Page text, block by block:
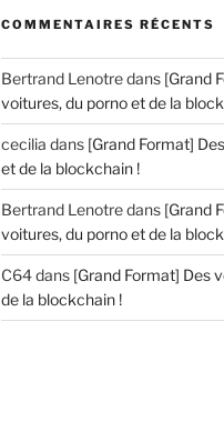
COMMENTAIRES RÉCENTS
Bertrand Lenotredans [Grand
voitures, du porno et de la
cecilia dans [Grand Format]
et de la blockchain !
Bertrand Lenotredans [Grand
voitures, du porno et de la
C64dans [Grand Format] Des
de la blockchain !